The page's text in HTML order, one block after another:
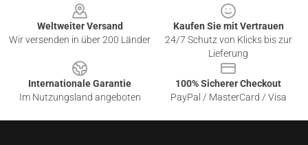
Weltweiter Versand
Wir versenden in über 200 Länder
Kaufen Sie mit Vertrauen
24/7 Schutz von Klicks bis zur
Lieferung
Internationale Garantie
Im Nutzungsland angeboten
100% Sicherer Checkout
PayPal / MasterCard / Visa